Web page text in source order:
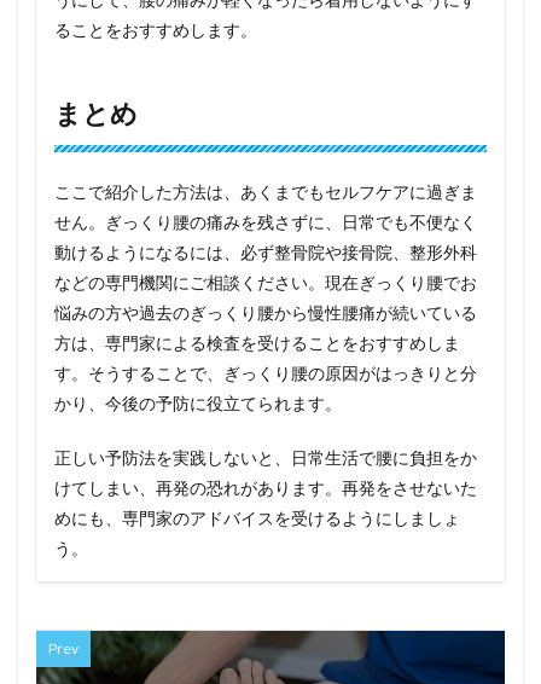
ることをおすすめします。
まとめ
ここで紹介した方法は、あくまでもセルフケアに過ぎま
せん。ぎっくり腰の痛みを残さずに、日常でも不便なく
動けるようになるには、必ず整骨院や接骨院、整形外科
などの専門機関にご相談ください。現在ぎっくり腰でお
悩みの方や過去のぎっくり腰から慢性腰痛が続いている
方は、専門家による検査を受けることをおすすめしま
す。そうすることで、ぎっくり腰の原因がはっきりと分
かり、今後の予防に役立てられます。
正しい予防法を実践しないと、日常生活で腰に負担をか
けてしまい、再発の恐れがあります。再発をさせないた
めにも、専門家のアドバイスを受けるようにしましょ
う。
Prev